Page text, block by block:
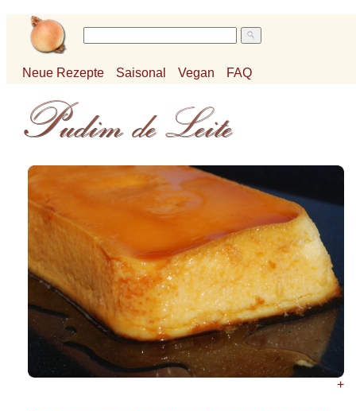
Neue Rezepte Saisonal Vegan FAQ
+